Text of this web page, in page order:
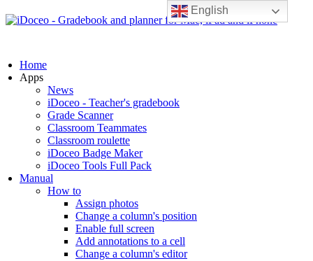
English
Home
Apps
News
iDoceo - Teacher's gradebook
Grade Scanner
Classroom Teammates
Classroom roulette
iDoceo Badge Maker
iDoceo Tools Full Pack
Manual
How to
Assign photos
Change a column's position
Enable full screen
Add annotations to a cell
Change a column's editor